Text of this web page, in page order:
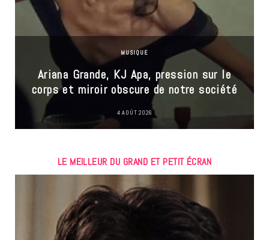
MUSIQUE
Ariana Grande, KJ Apa, pression sur le
corps et miroir obscure de notre société
4 AOÛT 2026
LE MEILLEUR DU GRAND ET PETIT ÉCRAN